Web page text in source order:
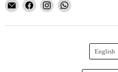
Email
Gioielleria
Curnis
Find
on
Find
on
Find
on
English